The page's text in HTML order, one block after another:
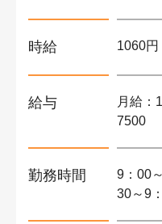
時給 1060円
給与
月給：
7500
勤務時間
9：00
30～9